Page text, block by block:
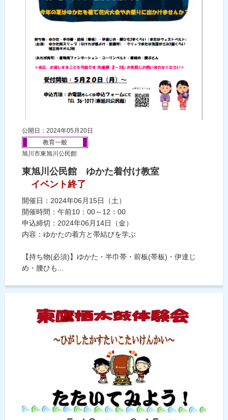
公開日：2024年05月20日
教育一般
旭川市東旭川公民館
東旭川公民館 ゆかた着付け教室
イベント終了
開催日：2024年06月15日（土）
開催時間：午前10：00～12：00
申込締切：2024年06月14日（金）
内容：ゆかたの着方と帯結びを学ぶ
【持ち物(必須)】ゆかた・半巾帯・前板(帯板)・伊達じ
め・腰ひも...